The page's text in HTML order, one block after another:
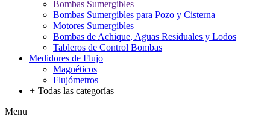
Bombas Sumergibles
Bombas Sumergibles para Pozo y Cisterna
Motores Sumergibles
Bombas de Achique, Aguas Residuales y Lodos
Tableros de Control Bombas
Medidores de Flujo
Magnéticos
Flujómetros
+ Todas las categorías
Menu